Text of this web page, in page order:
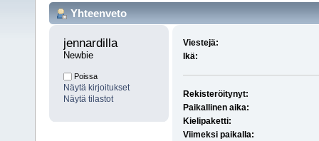
Yhteenveto
jennardilla
Newbie
Poissa
Näytä kirjoitukset
Näytä tilastot
Viestejä:
Ikä:
Rekisteröitynyt:
Paikallinen aika:
Kielipaketti:
Viimeksi paikalla: